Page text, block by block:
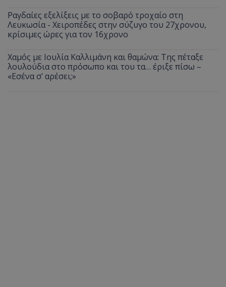
Ραγδαίες εξελίξεις με το σοβαρό τροχαίο στη
Λευκωσία - Χειροπέδες στην σύζυγο του 27χρονου,
κρίσιμες ώρες για τον 16χρονο
Χαμός με Ιουλία Καλλιμάνη και θαμώνα: Της πέταξε
λουλούδια στο πρόσωπο και του τα… έριξε πίσω –
«Εσένα σ’ αρέσει;»